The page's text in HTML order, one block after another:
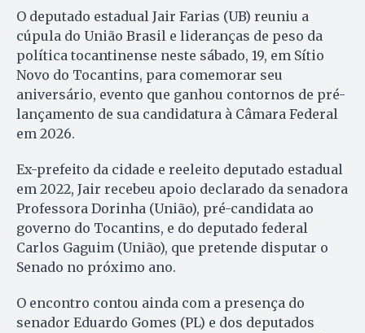
O deputado estadual Jair Farias (UB) reuniu a
cúpula do União Brasil e lideranças de peso da
política tocantinense neste sábado, 19, em Sítio
Novo do Tocantins, para comemorar seu
aniversário, evento que ganhou contornos de pré-
lançamento de sua candidatura à Câmara Federal
em 2026.
Ex-prefeito da cidade e reeleito deputado estadual
em 2022, Jair recebeu apoio declarado da senadora
Professora Dorinha (União), pré-candidata ao
governo do Tocantins, e do deputado federal
Carlos Gaguim (União), que pretende disputar o
Senado no próximo ano.
O encontro contou ainda com a presença do
senador Eduardo Gomes (PL) e dos deputados